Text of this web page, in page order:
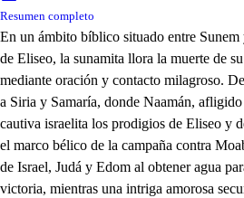
Resumen completo
En un ámbito bíblico situado entre Sunem
de Eliseo, la sunamita llora la muerte de
mediante oración y contacto milagroso.
a Siria y Samaría, donde Naamán,
cautiva israelita los prodigios de Eliseo y
el marco bélico de la campaña contra
de Israel, Judá y Edom al obtener agua
victoria, mientras una intriga amorosa